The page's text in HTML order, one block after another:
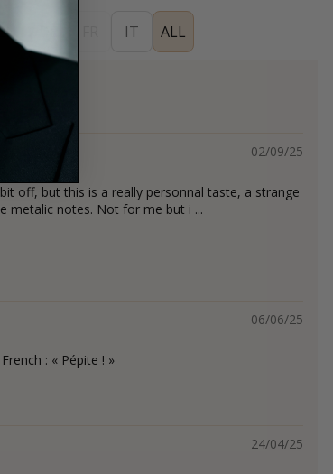
IT ALL
02/09/25
off, but this is a really personnal taste, a strange
metalic notes. Not for me but i ...
06/06/25
: « Pépite ! »
24/04/25